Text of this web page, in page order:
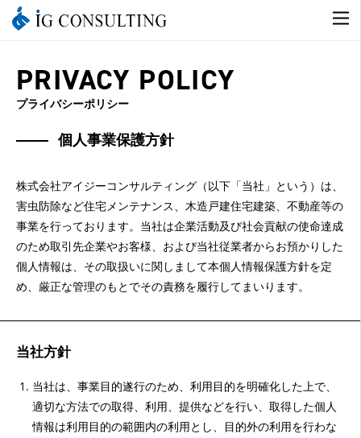
PRIVACY POLICY
プライバシーポリシー
個人事業保護方針
株式会社アイジーコンサルティング（以下「当社」という）は、
害虫防除など住宅メンテナンス、木造戸建住宅建築、不動産等の
事業を行っております。当社は企業活動及び社会貢献の使命達成
のため取引先企業やお客様、および当社従業者からお預かりした
個人情報は、その取扱いに関しまして本個人情報保護方針を定
め、厳正な管理のもとでその責務を履行してまいります。
当社方針
当社は、事業目的遂行のため、利用目的を明確化した上で、
適切な方法での取得、利用、提供などを行い、取得した個人
情報は利用目的の範囲内の利用とし、目的外の利用を行わな